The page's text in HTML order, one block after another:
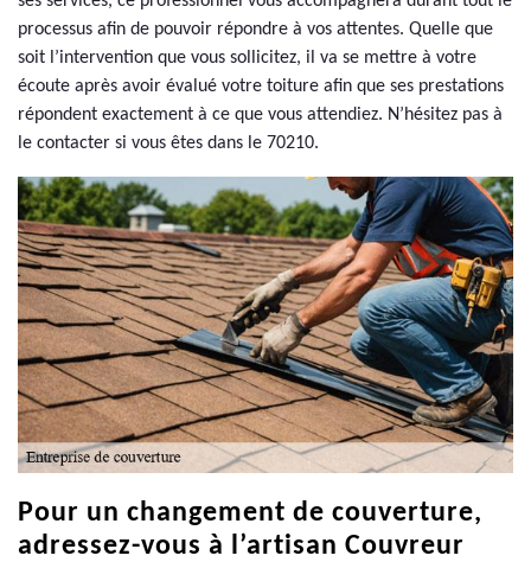
processus afin de pouvoir répondre à vos attentes. Quelle que
soit l’intervention que vous sollicitez, il va se mettre à votre
écoute après avoir évalué votre toiture afin que ses prestations
répondent exactement à ce que vous attendiez. N’hésitez pas à
le contacter si vous êtes dans le 70210.
Pour un changement de couverture,
adressez-vous à l’artisan Couvreur